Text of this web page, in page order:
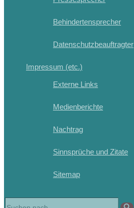
Behindertensprecher
Datenschutzbeauftragter
Impressum (etc.)
Externe Links
Medienberichte
Nachtrag
Sinnsprüche und Zitate
Sitemap